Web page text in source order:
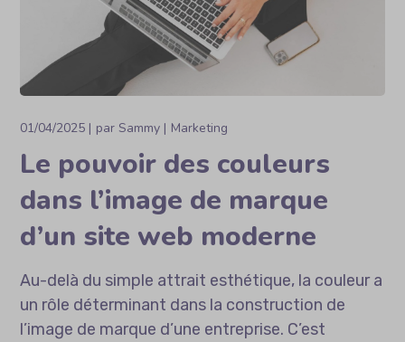
01/04/2025 parSammy Marketing
Le pouvoir des couleurs
dans l’image de marque
d’un site web moderne
Au-delà du simple attrait esthétique, la couleur a
un rôle déterminant dans la construction de
l’image de marque d’une entreprise. C’est